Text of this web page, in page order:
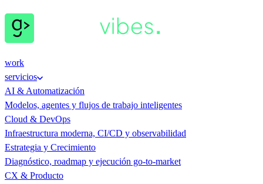
work
servicios
AI & Automatización
Modelos, agentes y flujos de trabajo inteligentes
Cloud & DevOps
Infraestructura moderna, CI/CD y observabilidad
Estrategia y Crecimiento
Diagnóstico, roadmap y ejecución go-to-market
CX & Producto